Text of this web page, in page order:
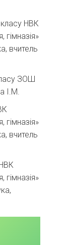
НВК
гімназія»
вчитель
ЗОШ
І.М.
гімназія»
вчитель
гімназія»